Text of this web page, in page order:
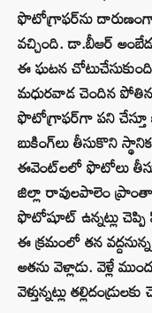
ఫొటోగ్రాఫర్‌ను
వచ్చింది. డా.బీఆర్‌
ఈ ఘటన
మధురవాడ చెందిన
ఫొటోగ్రాఫర్‌గా పని చేస్తూ
బుకింగ్‌లు తీసుకొని
ఈవెంట్‌లలో ఫొటోలు
జిల్లా రావులపాలెం
ఫొటోషూట్‌ ఉన్నట్లు
ఈ క్రమంలో తన
అతను వెళ్లాడు. వెళ్లే
వెళ్తున్నట్లు